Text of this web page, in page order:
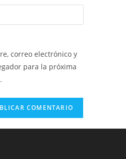
correo electrónico y
para la próxima